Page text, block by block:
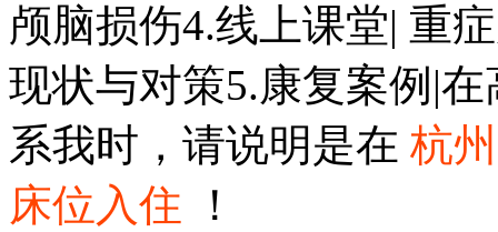
颅脑损伤4.线上课堂| 重
现状与对策5.康复案例|
系我时，请说明是在 杭
床位入住 ！